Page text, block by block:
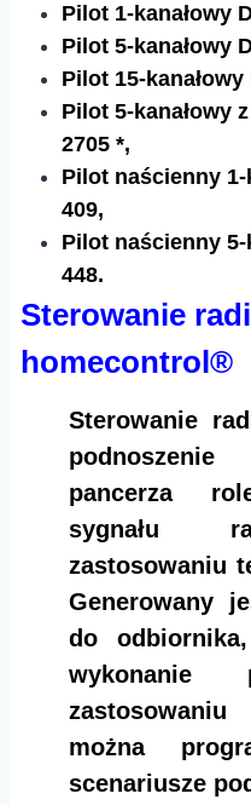
Pilot 1-kanałowy
Pilot 5-kanałowy
Pilot 15-kanałowy
Pilot 5-kanałowy
2705 *,
Pilot naścienny 1-
409,
Pilot naścienny 5-
448.​​
Sterowanie
homecontrol®
Sterowanie
pancerza
sygnału
zastosowaniu
Generowany
do
wykonanie
można
scenariusze